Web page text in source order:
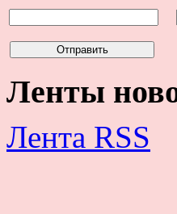
Ленты
Лента RSS